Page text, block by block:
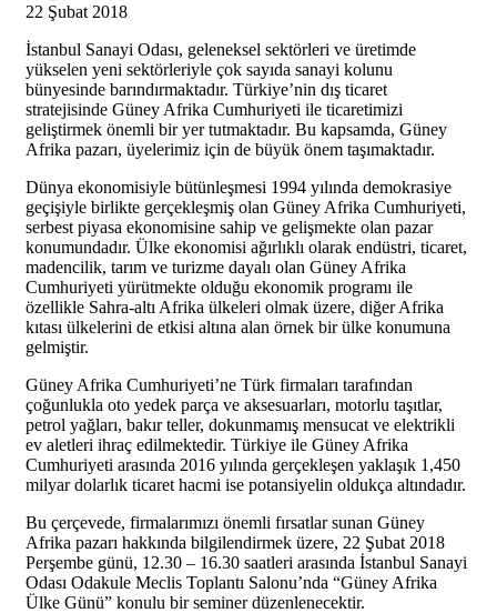
22 Şubat 2018
İstanbul Sanayi Odası, geleneksel sektörleri ve üretimde
yükselen yeni sektörleriyle çok sayıda sanayi kolunu
bünyesinde barındırmaktadır. Türkiye’nin dış ticaret
stratejisinde Güney Afrika Cumhuriyeti ile ticaretimizi
geliştirmek önemli bir yer tutmaktadır. Bu kapsamda, Güney
Afrika pazarı, üyelerimiz için de büyük önem taşımaktadır.
Dünya ekonomisiyle bütünleşmesi 1994 yılında demokrasiye
geçişiyle birlikte gerçekleşmiş olan Güney Afrika Cumhuriyeti,
serbest piyasa ekonomisine sahip ve gelişmekte olan pazar
konumundadır. Ülke ekonomisi ağırlıklı olarak endüstri, ticaret,
madencilik, tarım ve turizme dayalı olan Güney Afrika
Cumhuriyeti yürütmekte olduğu ekonomik programı ile
özellikle Sahra-altı Afrika ülkeleri olmak üzere, diğer Afrika
kıtası ülkelerini de etkisi altına alan örnek bir ülke konumuna
gelmiştir.
Güney Afrika Cumhuriyeti’ne Türk firmaları tarafından
çoğunlukla oto yedek parça ve aksesuarları, motorlu taşıtlar,
petrol yağları, bakır teller, dokunmamış mensucat ve elektrikli
ev aletleri ihraç edilmektedir. Türkiye ile Güney Afrika
Cumhuriyeti arasında 2016 yılında gerçekleşen yaklaşık 1,450
milyar dolarlık ticaret hacmi ise potansiyelin oldukça altındadır.
Bu çerçevede, firmalarımızı önemli fırsatlar sunan Güney
Afrika pazarı hakkında bilgilendirmek üzere, 22 Şubat 2018
Perşembe günü, 12.30 – 16.30 saatleri arasında İstanbul Sanayi
Odası Odakule Meclis Toplantı Salonu’nda “Güney Afrika
Ülke Günü” konulu bir seminer düzenlenecektir.